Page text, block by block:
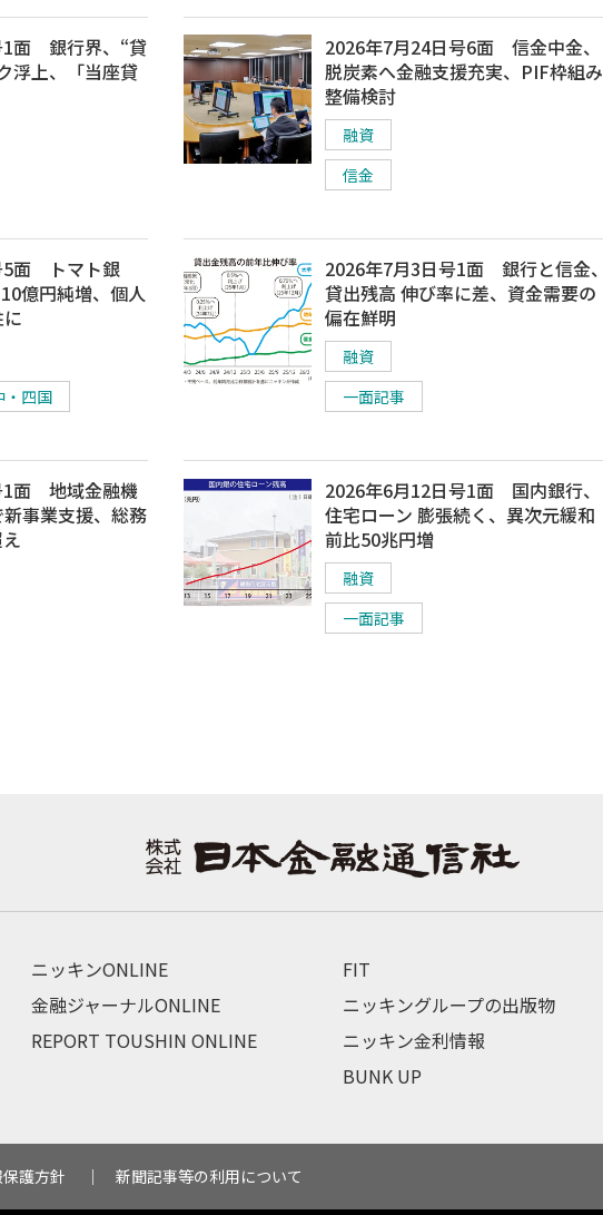
1面 銀行界、“貸
浮上、「当座貸
2026年7月24日号6面 信金中金、
脱炭素へ金融支援充実、PIF枠組み
整備検討
融資
信金
5面 トマト銀
億円純増、個人
・四国
2026年7月3日号1面 銀行と信金、
貸出残高 伸び率に差、資金需要の
偏在鮮明
融資
一面記事
1面 地域金融機
事業支援、総務
2026年6月12日号1面 国内銀行、
住宅ローン 膨張続く、異次元緩和
前比50兆円増
融資
一面記事
ニッキンONLINE
金融ジャーナルONLINE
REPORT TOUSHIN ONLINE
FIT
ニッキングループの出版物
ニッキン金利情報
BUNK UP
護方針 新聞記事等の利用について